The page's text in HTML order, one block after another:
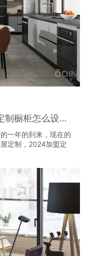
2024年厨房定制橱柜怎么样？定制橱柜怎么设计比较好？
一年的到来，现在的
定制，2024加盟定
都有，选择合适的品